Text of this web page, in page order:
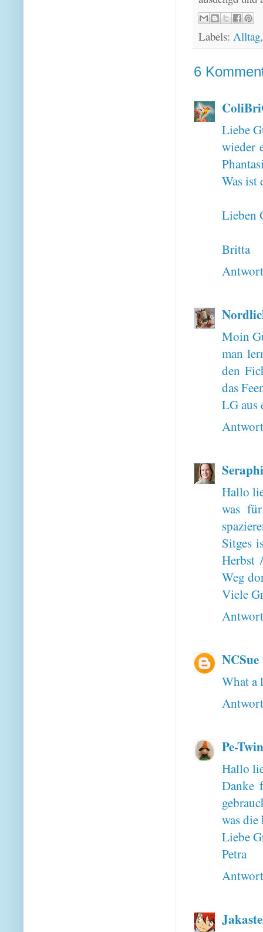
Labels: Alltag
6
Liebe
wieder
Was ist
Lieben
Britta
Moin
man
den
das
LG aus
Hallo
was
Sitges
Herbst
Weg
Viele
NCSue
What a
Pe-
Hallo
Danke
was die
Liebe
Petra